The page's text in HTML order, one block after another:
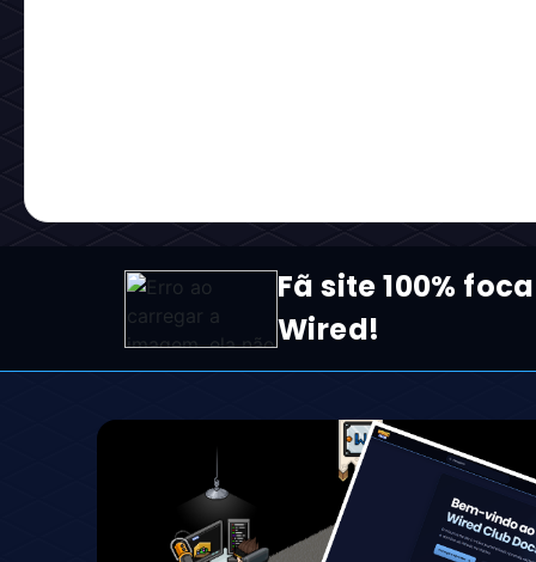
Fã site 100%
Wired!